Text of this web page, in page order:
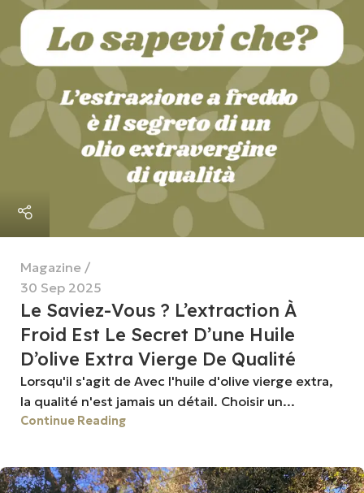
Magazine
30 Sep 2025
Le Saviez-Vous ? L’extraction À
Froid Est Le Secret D’une Huile
D’olive Extra Vierge De Qualité
Lorsqu'il s'agit de Avec l'huile d'olive vierge extra,
la qualité n'est jamais un détail. Choisir un...
Continue Reading